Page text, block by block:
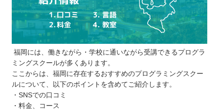
福岡には、働きながら・学校に通いながら受講できるプログラ
ミングスクールが多くあります。
ここからは、福岡に存在するおすすめのプログラミングスクー
ルについて、以下のポイントを含めてご紹介します。
・SNSでの口コミ
・料金、コース